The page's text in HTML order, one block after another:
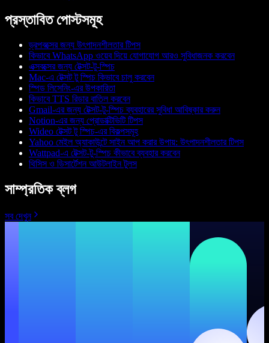
প্রস্তাবিত পোস্টসমূহ
ড্রপবক্সের জন্য উৎপাদনশীলতার টিপস
কিভাবে WhatsApp ওয়েব দিয়ে যোগাযোগ আরও সুবিধাজনক করবেন
এক্সবক্সের জন্য টেক্সট-টু-স্পিচ
Mac-এ টেক্সট টু স্পিচ কিভাবে চালু করবেন
স্পিড লিসেনিং-এর উপকারিতা
কিভাবে TTS রিডার বাতিল করবেন
Gmail-এর জন্য টেক্সট-টু-স্পিচ ব্যবহারের সুবিধা আবিষ্কার করুন
Notion-এর জন্য প্রোডাক্টিভিটি টিপস
Wideo টেক্সট টু স্পিচ-এর বিকল্পসমূহ
Yahoo মেইল অ্যাকাউন্টে সাইন আপ করার উপায়: উৎপাদনশীলতার টিপস
Wattpad-এ টেক্সট-টু-স্পিচ কীভাবে ব্যবহার করবেন
থিসিস ও ডিসার্টেশন আউটলাইন টুলস
সাম্প্রতিক ব্লগ
সব দেখুন